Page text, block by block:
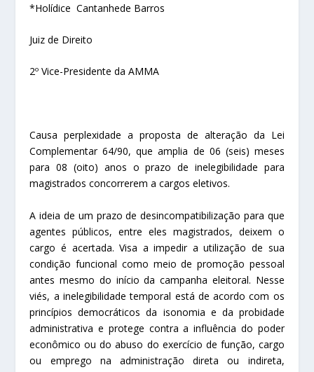
*Holídice Cantanhede Barros
Juiz de Direito
2º Vice-Presidente da AMMA
Causa perplexidade a proposta de alteração da Lei
Complementar 64/90, que amplia de 06 (seis) meses
para 08 (oito) anos o prazo de inelegibilidade para
magistrados concorrerem a cargos eletivos.
A ideia de um prazo de desincompatibilização para que
agentes públicos, entre eles magistrados, deixem o
cargo é acertada. Visa a impedir a utilização de sua
condição funcional como meio de promoção pessoal
antes mesmo do início da campanha eleitoral. Nesse
viés, a inelegibilidade temporal está de acordo com os
princípios democráticos da isonomia e da probidade
administrativa e protege contra a influência do poder
econômico ou do abuso do exercício de função, cargo
ou emprego na administração direta ou indireta,